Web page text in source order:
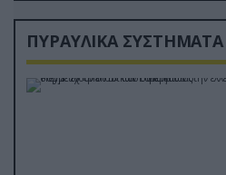
ΠΥΡΑΥΛΙΚΑ ΣΥΣΤΗΜΑΤΑ